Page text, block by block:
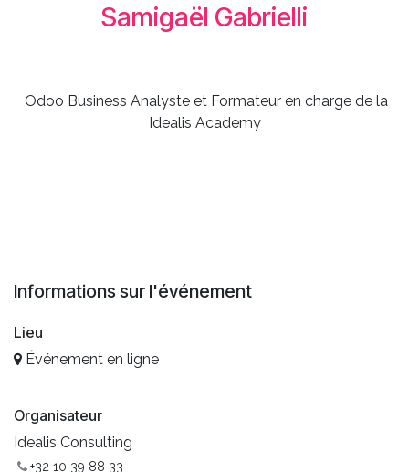
Samigaël Gabrielli
Odoo Business Analyste et Formateur en charge de la
Idealis Academy
Informations sur l'événement
Lieu
Événement en ligne
Organisateur
Idealis Consulting
+32 10 39 88 33